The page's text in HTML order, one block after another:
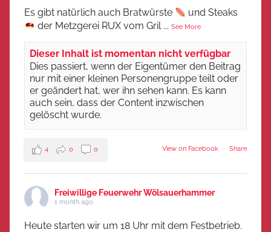
Es gibt natürlich auch Bratwürste
und Steaks
der Metzgerei RUX vom Gril ...See More
Dieser Inhalt ist momentan nicht verfügbar
Dies passiert, wenn der Eigentümer den Beitrag
nur mit einer kleinen Personengruppe teilt oder
er geändert hat, wer ihn sehen kann. Es kann
auch sein, dass der Content inzwischen
gelöscht wurde.
View on Facebook · Share
4 0 0
Freiwillige Feuerwehr Wölsauerhammer
1 month ago
Heute starten wir um 18 Uhr mit dem Festbetrieb.